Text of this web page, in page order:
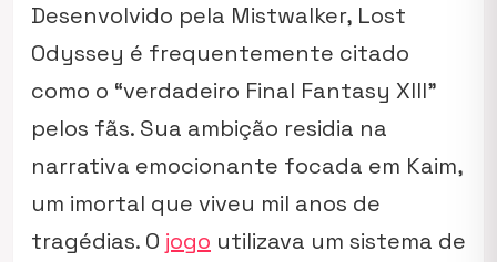
Desenvolvido pela Mistwalker, Lost
Odyssey é frequentemente citado
como o “verdadeiro Final Fantasy XIII”
pelos fãs. Sua ambição residia na
narrativa emocionante focada em Kaim,
um imortal que viveu mil anos de
tragédias. O jogo utilizava um sistema de